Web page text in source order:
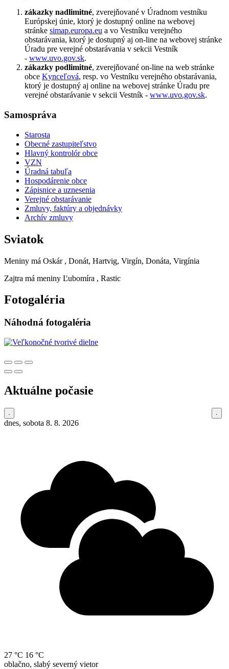
zákazky nadlimitné, zverejňované v Úradnom vestníku
Európskej únie, ktorý je dostupný online na webovej
stránke simap.europa.eu a vo Vestníku verejného
obstarávania, ktorý je dostupný aj on-line na webovej stránke
Úradu pre verejné obstarávania v sekcii Vestník
- www.uvo.gov.sk.
zákazky podlimitné, zverejňované on-line na web stránke
obce Kynceľová, resp. vo Vestníku verejného obstarávania,
ktorý je dostupný aj online na webovej stránke Úradu pre
verejné obstarávanie v sekcii Vestník - www.uvo.gov.sk.
Samospráva
Starosta
Obecné zastupiteľstvo
Hlavný kontrolór obce
VZN
Úradná tabuľa
Hospodárenie obce
Zápisnice a uznesenia
Verejné obstarávanie
Zmluvy, faktúry a objednávky
Archív zmluvy
Sviatok
Meniny má Oskár , Donát, Hartvig, Virgín, Donáta, Virgínia
Zajtra má meniny Ľubomíra , Rastic
Fotogaléria
Náhodná fotogaléria
Aktuálne počasie
dnes, sobota 8. 8. 2026
27 °C 16 °C
oblačno, slabý severný vietor